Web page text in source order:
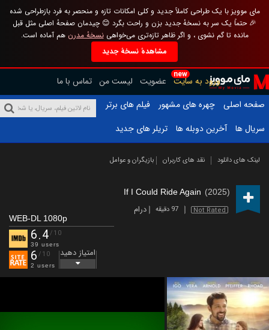
مای موویز با یک طراحی کاملاً جدید و کلی امکانات تازه و منحصر به فرد بازطراحی شده
🎉 حتماً یک سر به نسخهٔ جدید بزن و راحت بگرد 😊 چیدمان صفحهٔ اصلی مثل قبل
مانده تا گم نشوی ، و اگر ظاهر تازه‌تری می‌خواهینسخهٔ مدرن هم آماده است.
مشاهدهٔ نسخهٔ جدید
new
ورود به سایت عضویت لیست من تماس با ما
صفحه اصلی
چهره های مشهور
فیلم های برتر
سریال ها
آخرین دوبله ها تریلر های جدید
لینک های دانلود نقد های کاربران بازیگران و عوامل
If I Could Ride Again (2025)
Not Rated 97 دقیقه درام
WEB-DL 1080p
6.4/10
39 users
6 /10
2 users
امتیاز دهید